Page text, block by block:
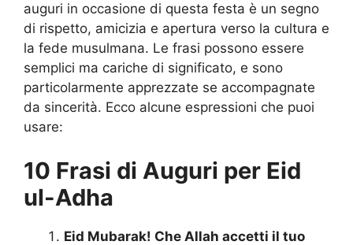
auguri in occasione di questa festa è un segno
di rispetto, amicizia e apertura verso la cultura e
la fede musulmana. Le frasi possono essere
semplici ma cariche di significato, e sono
particolarmente apprezzate se accompagnate
da sincerità. Ecco alcune espressioni che puoi
usare:
10 Frasi di Auguri per Eid
ul-Adha
Eid Mubarak! Che Allah accetti il tuo